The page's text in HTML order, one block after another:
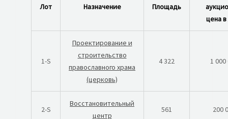
Лот Назначение Площадь
цена в
1-S
Проектирование и
строительство
православного храма
(церковь)
4 322 1 000
2-S
Восстановительный
центр
561 200